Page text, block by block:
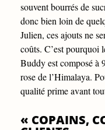
souvent bourrés de
donc bien loin de
Julien, ces ajouts ne
coûts. C’est pourquoi
Buddy est composé à
rose de l’Himalaya.
qualité prime avant
« COPAINS,